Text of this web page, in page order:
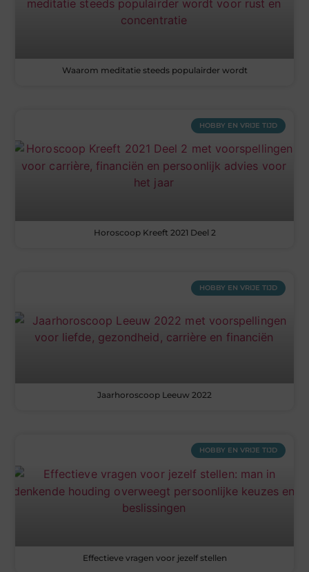
Waarom meditatie steeds populairder wordt
HOBBY EN VRIJE TIJD
Horoscoop Kreeft 2021 Deel 2
HOBBY EN VRIJE TIJD
Jaarhoroscoop Leeuw 2022
HOBBY EN VRIJE TIJD
Effectieve vragen voor jezelf stellen